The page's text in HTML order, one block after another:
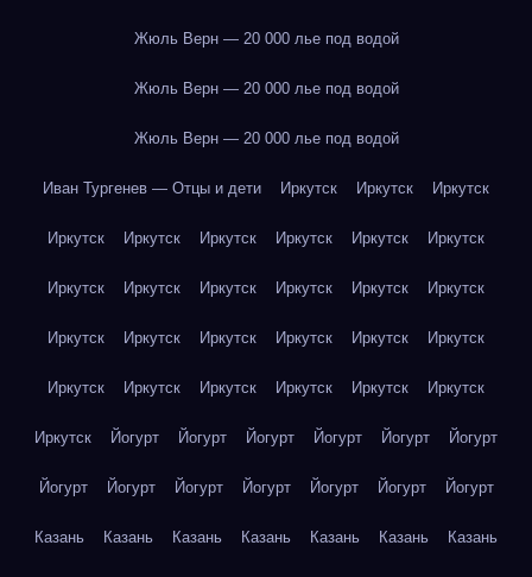
Жюль Верн — 20 000 лье под водой
Жюль Верн — 20 000 лье под водой
Жюль Верн — 20 000 лье под водой
Иван Тургенев — Отцы и дети Иркутск Иркутск Иркутск
Иркутск Иркутск Иркутск Иркутск Иркутск Иркутск
Иркутск Иркутск Иркутск Иркутск Иркутск Иркутск
Иркутск Иркутск Иркутск Иркутск Иркутск Иркутск
Иркутск Иркутск Иркутск Иркутск Иркутск Иркутск
Иркутск Йогурт Йогурт Йогурт Йогурт Йогурт Йогурт
Йогурт Йогурт Йогурт Йогурт Йогурт Йогурт Йогурт
Казань Казань Казань Казань Казань Казань Казань